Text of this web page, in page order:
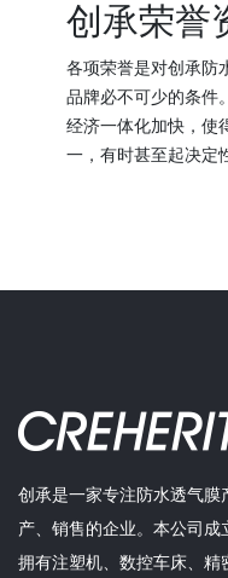
创承荣誉
各项荣誉是对创承防
品牌必不可少的条件
经济一体化加快，使
一，有时甚至起决定
创承是一家专注防水透气膜
产、销售的企业。本公司成
拥有注塑机、数控车床、精